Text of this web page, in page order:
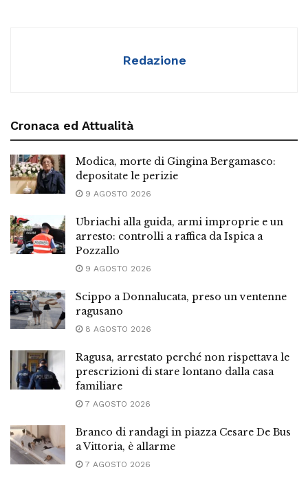
Redazione
Cronaca ed Attualità
Modica, morte di Gingina Bergamasco:
depositate le perizie
9 AGOSTO 2026
Ubriachi alla guida, armi improprie e un
arresto: controlli a raffica da Ispica a
Pozzallo
9 AGOSTO 2026
Scippo a Donnalucata, preso un ventenne
ragusano
8 AGOSTO 2026
Ragusa, arrestato perché non rispettava le
prescrizioni di stare lontano dalla casa
familiare
7 AGOSTO 2026
Branco di randagi in piazza Cesare De Bus
a Vittoria, è allarme
7 AGOSTO 2026